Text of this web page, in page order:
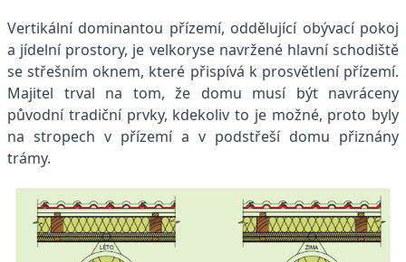
Vertikální dominantou přízemí, oddělující obývací pokoj
a jídelní prostory, je velkoryse navržené hlavní schodiště
se střešním oknem, které přispívá k prosvětlení přízemí.
Majitel trval na tom, že domu musí být navráceny
původní tradiční prvky, kdekoliv to je možné, proto byly
na stropech v přízemí a v podstřeší domu přiznány
trámy.